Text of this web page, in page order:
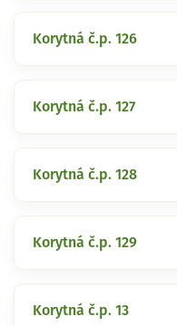
Korytná č.p. 126
Korytná č.p. 127
Korytná č.p. 128
Korytná č.p. 129
Korytná č.p. 13